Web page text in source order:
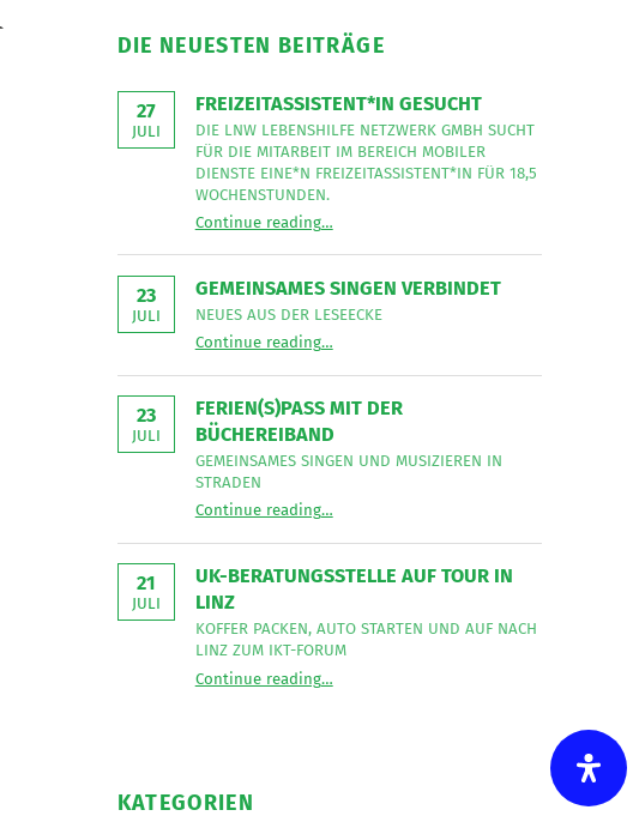
DIE NEUESTEN BEITRÄGE
27
JULI
FREIZEITASSISTENT*IN GESUCHT
DIE LNW LEBENSHILFE NETZWERK GMBH SUCHT
FÜR DIE MITARBEIT IM BEREICH MOBILER
DIENSTE EINE*N FREIZEITASSISTENT*IN FÜR 18,5
WOCHENSTUNDEN.
Continue readingDie
Lebenshilfe
GmbH
für
die
Mitarbeit
im
Mobiler
eine*n
Freizeitassistent*in
Wochenstunden.
”
…
23
JULI
GEMEINSAMES SINGEN VERBINDET
NEUES AUS DER LESEECKE
Continue readingNeues
der
”
…
23
JULI
FERIEN(S)PASS MIT DER
BÜCHEREIBAND
GEMEINSAMES SINGEN UND MUSIZIEREN IN
STRADEN
Continue readingGemeinsames
und
in
…
21
JULI
UK-BERATUNGSSTELLE AUF TOUR IN
LINZ
KOFFER PACKEN, AUTO STARTEN UND AUF NACH
LINZ ZUM IKT-FORUM
Continue readingUK-Beratungsstelle auf Tour in Linz
Koffer
…
KATEGORIEN